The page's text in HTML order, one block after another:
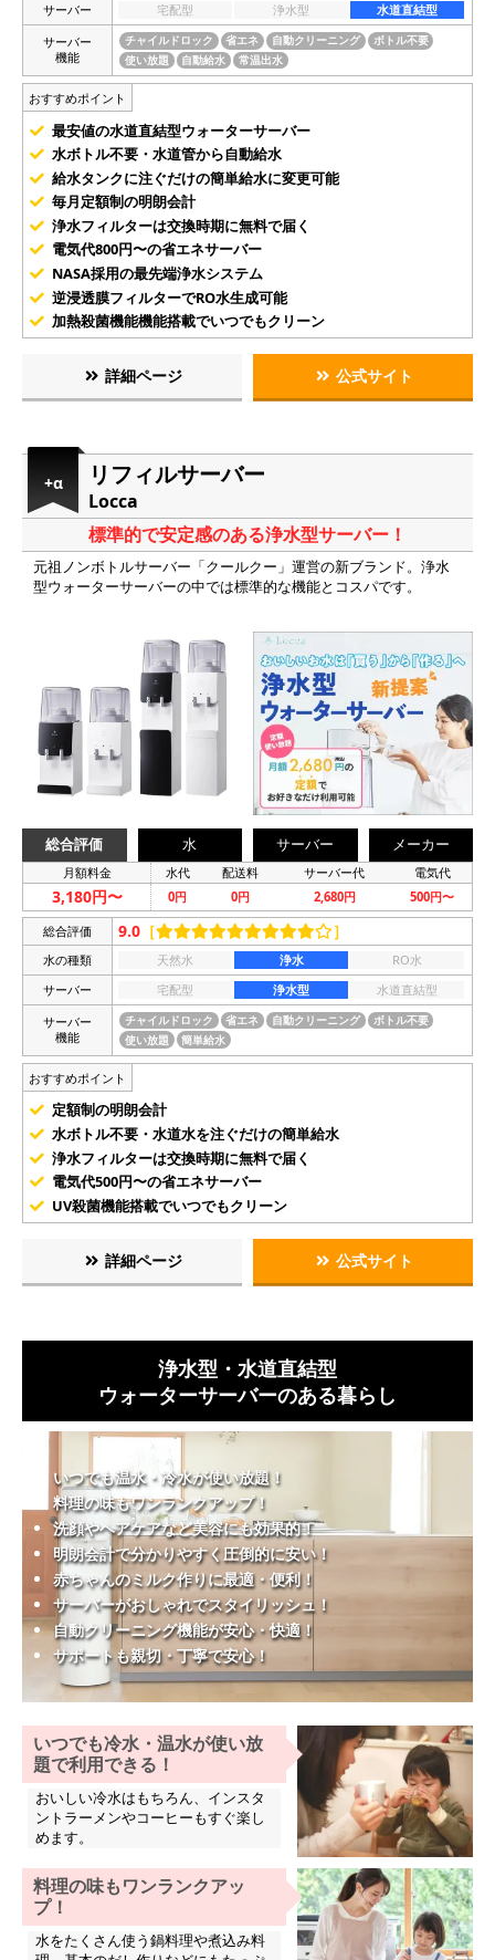
サーバー
宅配型 浄水型
水道直結型
サーバー
機能
チャイルドロック 省エネ 自動クリーニング
ボトル不要
使い放題
自動給水 常温出水
おすすめポイント
最安値の水道直結型ウォーターサーバー
水ボトル不要・水道管から自動給水
給水タンクに注ぐだけの簡単給水に変更可能
毎月定額制の明朗会計
浄水フィルターは交換時期に無料で届く
電気代800円〜の省エネサーバー
NASA採用の最先端浄水システム
逆浸透膜フィルターでRO水生成可能
加熱殺菌機能機能搭載でいつでもクリーン
詳細ページ 公式サイト
+α リフィルサーバー
Locca
標準的で安定感のある浄水型サーバー！
元祖ノンボトルサーバー「クールクー」運営の新ブランド。浄水
型ウォーターサーバーの中では標準的な機能とコスパです。
総合評価 水 サーバー メーカー
月額料金 水代 配送料 サーバー代 電気代
3,180円〜 0円 0円 2,680円 500円〜
総合評価 9.0 ［ ］
水の種類 天然水 浄水
RO水
サーバー
宅配型 浄水型
水道直結型
サーバー
機能
チャイルドロック 省エネ 自動クリーニング
ボトル不要
使い放題
簡単給水
おすすめポイント
定額制の明朗会計
水ボトル不要・水道水を注ぐだけの簡単給水
浄水フィルターは交換時期に無料で届く
電気代500円〜の省エネサーバー
UV殺菌機能搭載でいつでもクリーン
詳細ページ 公式サイト
浄水型・水道直結型
ウォーターサーバーのある暮らし
いつでも温水・冷水が使い放題！
料理の味もワンランクアップ！
洗顔やヘアケアなど美容にも効果的！
明朗会計で分かりやすく圧倒的に安い！
赤ちゃんのミルク作りに最適・便利！
サーバーがおしゃれでスタイリッシュ！
自動クリーニング機能が安心・快適！
サポートも親切・丁寧で安心！
いつでも冷水・温水が使い放
題で利用できる！
おいしい冷水はもちろん、インスタ
ントラーメンやコーヒーもすぐ楽し
めます。
料理の味もワンランクアッ
プ！
水をたくさん使う鍋料理や煮込み料